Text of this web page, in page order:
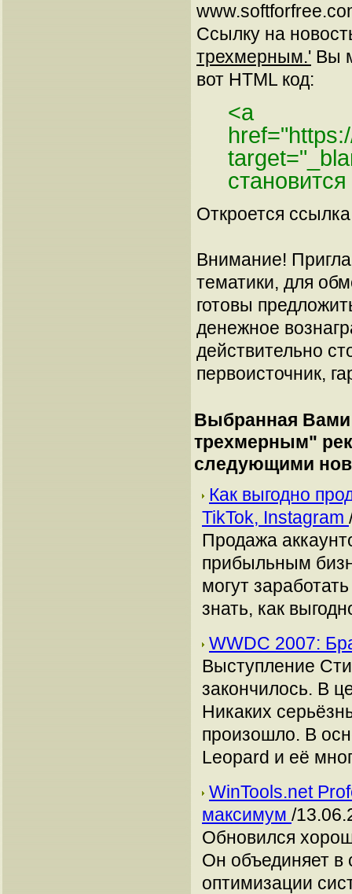
Ссылку на
трехмерным.' Вы
вот HTML код:
<a
Откроется
Внимание!
тематики, для
готовы
денежное
действительно
первоисточник,
Выбранная Вами
трехмерным"
следующими
Как выгодно
TikTok, Instagram
Продажа
прибыльным
могут
знать, как
WWDC 2007:
Выступление
закончилось. В
Никаких
произошло. В
Leopard и её
WinTools.net
максимум /
Обновился
Он объединяет
оптимизации